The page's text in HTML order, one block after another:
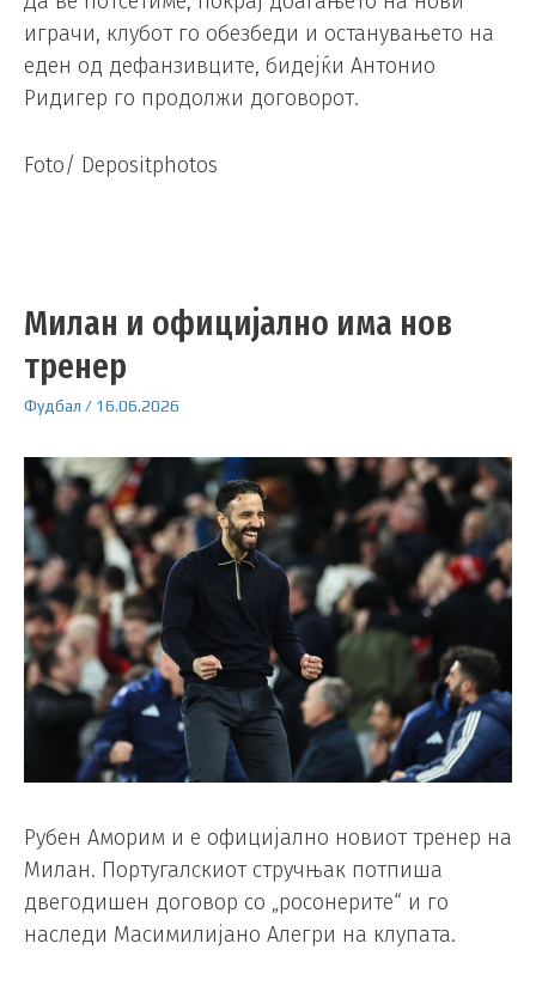
играчи, клубот го обезбеди и останувањето на
еден од дефанзивците, бидејќи Антонио
Ридигер го продолжи договорот.
Foto/ Depositphotos
Милан и официјално има нов
тренер
Фудбал / 16.06.2026
Рубен Аморим и е официјално новиот тренер на
Милан. Португалскиот стручњак потпиша
двегодишен договор со „росонерите“ и го
наследи Масимилијано Алегри на клупата.